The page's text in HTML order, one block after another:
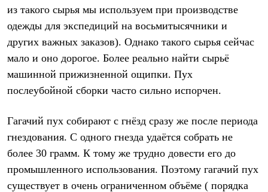
Панамы
Перчатки и рукавицы
Рукавицы
Носки
Полезные аксессуары
Ремни
Опушки
Термоковрики
Уход за одеждой
В Арктику
PEAK
ЗА ПОЛЯРНЫМ КРУГОМ
из такого сырья мы используем при производстве
одежды для экспедиций на восьмитысячники и
других важных заказов). Однако такого сырья сейчас
мало и оно дорогое. Более реально найти сырьё
машинной прижизненной ощипки. Пух
послеубойной сборки часто сильно испорчен.
Гагачий пух собирают с гнёзд сразу же после периода
гнездования. С одного гнезда удаётся собрать не
более 30 грамм. К тому же трудно довести его до
промышленного использования. Поэтому гагачий пух
существует в очень ограниченном объёме ( порядка